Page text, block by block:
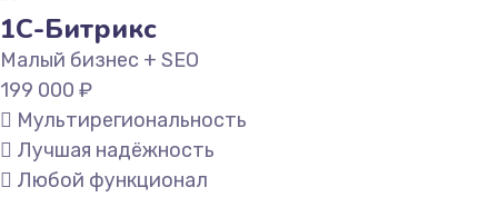
1С-Битрикс
Малый бизнес + SEO
199 000 ₽
Мультирегиональность
Лучшая надёжность
Любой функционал